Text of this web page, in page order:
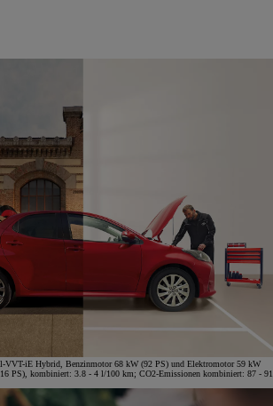
l-VVT-iE Hybrid, Benzinmotor 68 kW (92 PS) und Elektromotor 59 kW
PS), kombiniert: 3.8 - 4 l/100 km; CO2-Emissionen kombiniert: 87 - 91